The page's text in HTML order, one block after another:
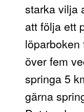
starka vilja
att följa ett
löparboken
över fem
springa 5
gärna